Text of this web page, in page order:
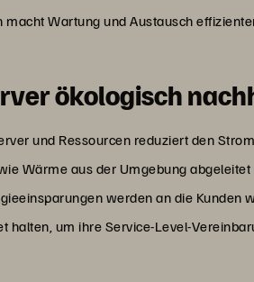
Wartung und Austausch
ökologisch
und Ressourcen reduziert den
Wärme aus der Umgebung
werden an die
halten, um ihre Service-Level-